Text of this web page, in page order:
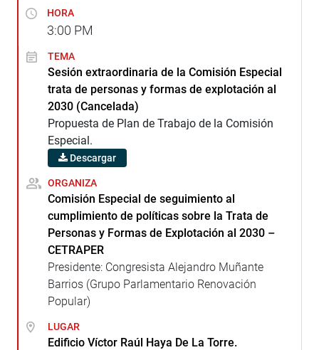
HORA
3:00 PM
TEMA
Sesión extraordinaria de la Comisión Especial
trata de personas y formas de explotación al
2030 (Cancelada)
Propuesta de Plan de Trabajo de la Comisión
Especial.
Descargar
ORGANIZA
Comisión Especial de seguimiento al
cumplimiento de políticas sobre la Trata de
Personas y Formas de Explotación al 2030 –
CETRAPER
Presidente: Congresista Alejandro Muñante
Barrios (Grupo Parlamentario Renovación
Popular)
LUGAR
Edificio Víctor Raúl Haya De La Torre.